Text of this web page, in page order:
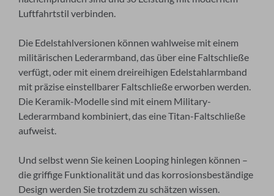
Luftfahrtstil verbinden.
Die Edelstahlversionen können wahlweise mit einem
militärischen Lederarmband, das über eine Faltschließe
verfügt, oder mit einem dreireihigen Edelstahlarmband
mit präzise einstellbarer Faltschließe erworben werden.
Die Keramik-Modelle sind mit einem Military-
Lederarmband kombiniert, das eine Titan-Faltschließe
aufweist.
Und selbst wenn Sie keinen Looping hinlegen können –
die griffige Funktionalität und das korrosionsbeständige
Design werden Sie trotzdem zu schätzen wissen.
E-Mail-Adresse
Geschäftsbedingungenund die
Datenschutzerklärung